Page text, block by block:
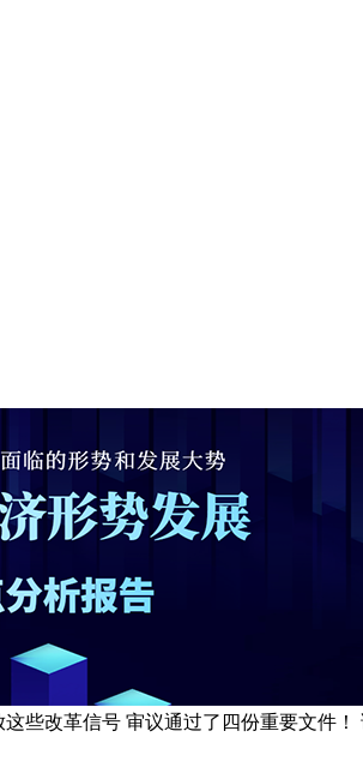
些改革信号 审议通过了四份重要文件！